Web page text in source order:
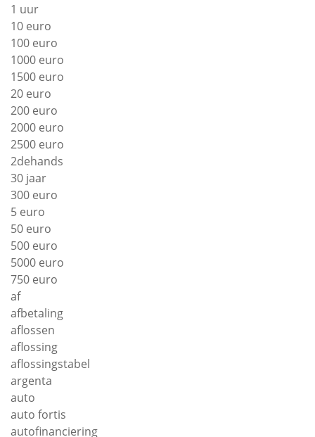
1 uur
10 euro
100 euro
1000 euro
1500 euro
20 euro
200 euro
2000 euro
2500 euro
2dehands
30 jaar
300 euro
5 euro
50 euro
500 euro
5000 euro
750 euro
af
afbetaling
aflossen
aflossing
aflossingstabel
argenta
auto
auto fortis
autofinanciering